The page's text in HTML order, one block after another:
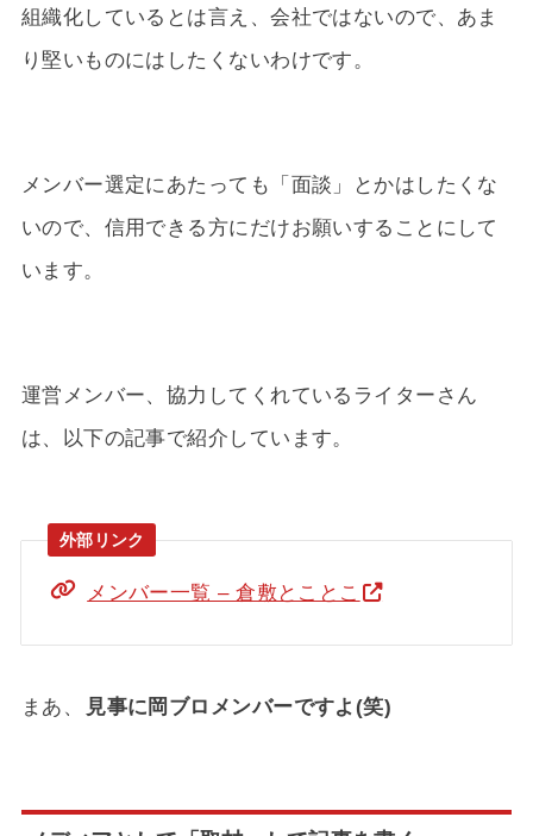
組織化しているとは言え、会社ではないので、あま
り堅いものにはしたくないわけです。
メンバー選定にあたっても「面談」とかはしたくな
いので、信用できる方にだけお願いすることにして
います。
運営メンバー、協力してくれているライターさん
は、以下の記事で紹介しています。
メンバー一覧 – 倉敷とことこ
まあ、 見事に岡ブロメンバーですよ(笑)